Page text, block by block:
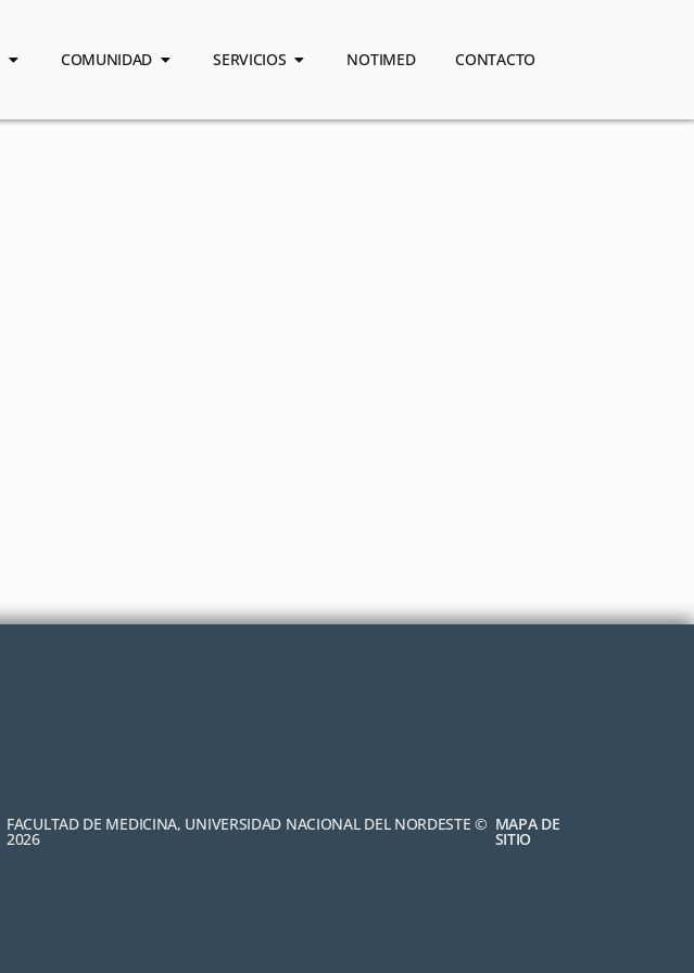
COMUNIDAD SERVICIOS NOTIMED CONTACTO
FACULTAD DE MEDICINA, UNIVERSIDAD NACIONAL DEL NORDESTE ©
2026
MAPA DE
SITIO